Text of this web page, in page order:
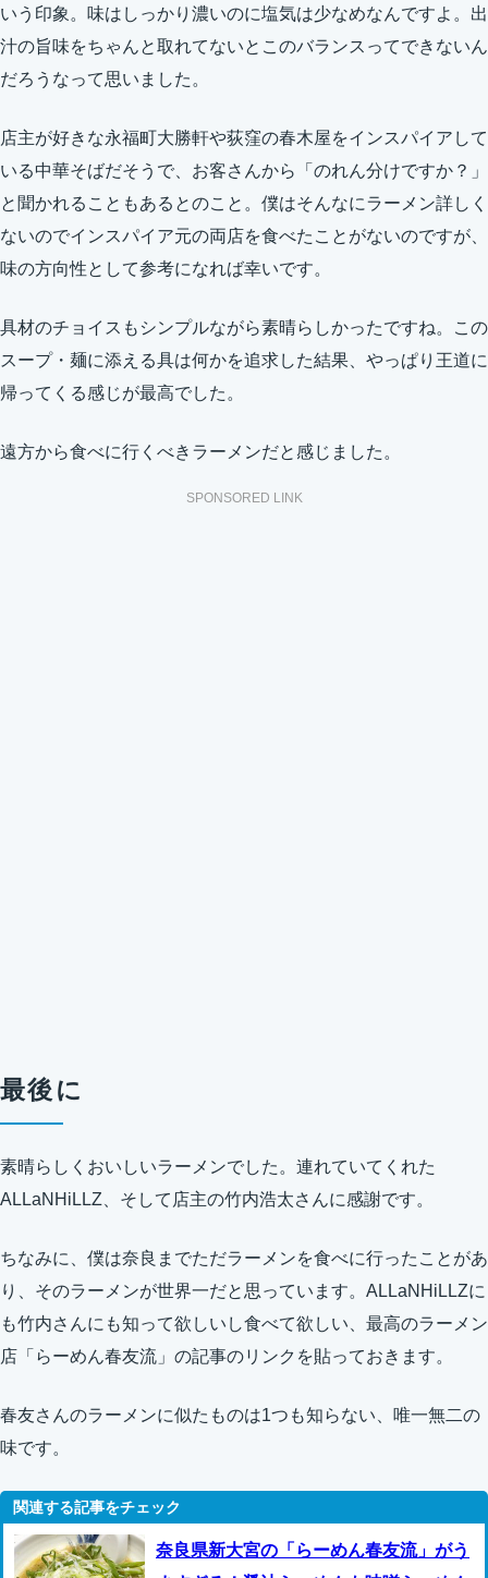
いう印象。味はしっかり濃いのに塩気は少なめなんですよ。出
汁の旨味をちゃんと取れてないとこのバランスってできないん
だろうなって思いました。
店主が好きな永福町大勝軒や荻窪の春木屋をインスパイアして
いる中華そばだそうで、お客さんから「のれん分けですか？」
と聞かれることもあるとのこと。僕はそんなにラーメン詳しく
ないのでインスパイア元の両店を食べたことがないのですが、
味の方向性として参考になれば幸いです。
具材のチョイスもシンプルながら素晴らしかったですね。この
スープ・麺に添える具は何かを追求した結果、やっぱり王道に
帰ってくる感じが最高でした。
遠方から食べに行くべきラーメンだと感じました。
SPONSORED LINK
最後に
素晴らしくおいしいラーメンでした。連れていてくれた
ALLaNHiLLZ、そして店主の竹内浩太さんに感謝です。
ちなみに、僕は奈良までただラーメンを食べに行ったことがあ
り、そのラーメンが世界一だと思っています。ALLaNHiLLZに
も竹内さんにも知って欲しいし食べて欲しい、最高のラーメン
店「らーめん春友流」の記事のリンクを貼っておきます。
春友さんのラーメンに似たものは1つも知らない、唯一無二の
味です。
奈良県新大宮の「らーめん春友流」がう